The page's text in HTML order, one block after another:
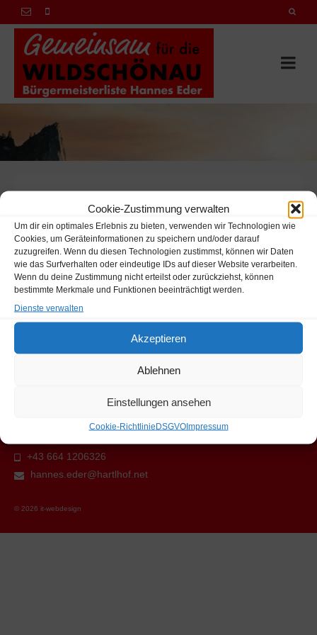
Cookie-Zustimmung verwalten
Um dir ein optimales Erlebnis zu bieten, verwenden wir Technologien wie
Cookies, um Geräteinformationen zu speichern und/oder darauf
zuzugreifen. Wenn du diesen Technologien zustimmst, können wir Daten
wie das Surfverhalten oder eindeutige IDs auf dieser Website verarbeiten.
Wenn du deine Zustimmung nicht erteilst oder zurückziehst, können
bestimmte Merkmale und Funktionen beeinträchtigt werden.
Dienste verwalten
Akzeptieren
Ablehnen
Einstellungen ansehen
Cookie-RichtlinieDSGVOImpressum
13. Andreas Gwiggner,
on5. FEBRUAR 2022
13. Andreas Gwiggner, 29, Angestellter
Marchbach, Niederau 46
+43 664 1206326
hannes.eder@hartlhof.net
© 2026 it-webdesign